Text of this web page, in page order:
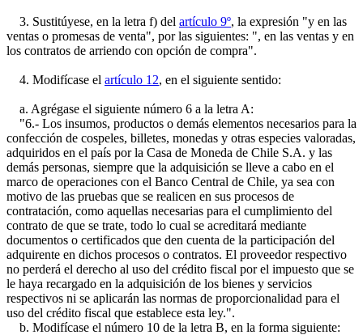
3. Sustitúyese, en la letra f) del artículo 9º, la expresión "y en las
ventas o promesas de venta", por las siguientes: ", en las ventas y en
los contratos de arriendo con opción de compra".
4. Modifícase el artículo 12, en el siguiente sentido:
a. Agrégase el siguiente número 6 a la letra A:
"6.- Los insumos, productos o demás elementos necesarios para la
confección de cospeles, billetes, monedas y otras especies valoradas,
adquiridos en el país por la Casa de Moneda de Chile S.A. y las
demás personas, siempre que la adquisición se lleve a cabo en el
marco de operaciones con el Banco Central de Chile, ya sea con
motivo de las pruebas que se realicen en sus procesos de
contratación, como aquellas necesarias para el cumplimiento del
contrato de que se trate, todo lo cual se acreditará mediante
documentos o certificados que den cuenta de la participación del
adquirente en dichos procesos o contratos. El proveedor respectivo
no perderá el derecho al uso del crédito fiscal por el impuesto que se
le haya recargado en la adquisición de los bienes y servicios
respectivos ni se aplicarán las normas de proporcionalidad para el
uso del crédito fiscal que establece esta ley.".
b. Modifícase el número 10 de la letra B, en la forma siguiente: